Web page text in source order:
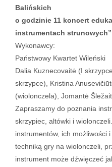
Balińskich
o godzinie 11 koncert
instrumentach strunowych”
Wykonawcy:
Państwowy Kwartet Wileński
Dalia Kuznecovaitė (I
skrzypce), Kristina
(wiolonczela), Jomantė
Zapraszamy do poznania
skrzypiec, altówki i
instrumentów, ich możliwości
techniką gry na wiolonczeli,
instrument może dźwięczeć